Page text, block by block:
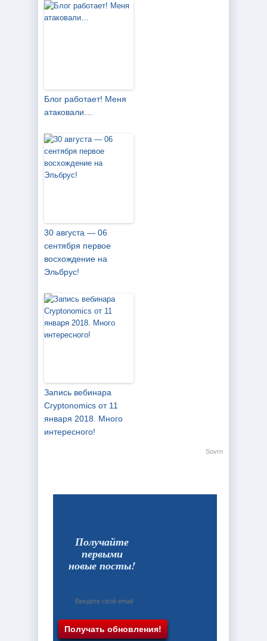
Блог работает! Меня
атаковали…
30 августа — 06
сентября первое
восхождение на
Эльбрус!
Запись вебинара
Cryptonomics от 11
января 2018. Много
интересного!
Sovrn
Получайте
первыми
новые посты!